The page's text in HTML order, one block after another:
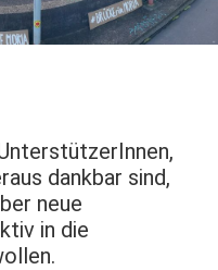
dankbar sind,
neue
in die